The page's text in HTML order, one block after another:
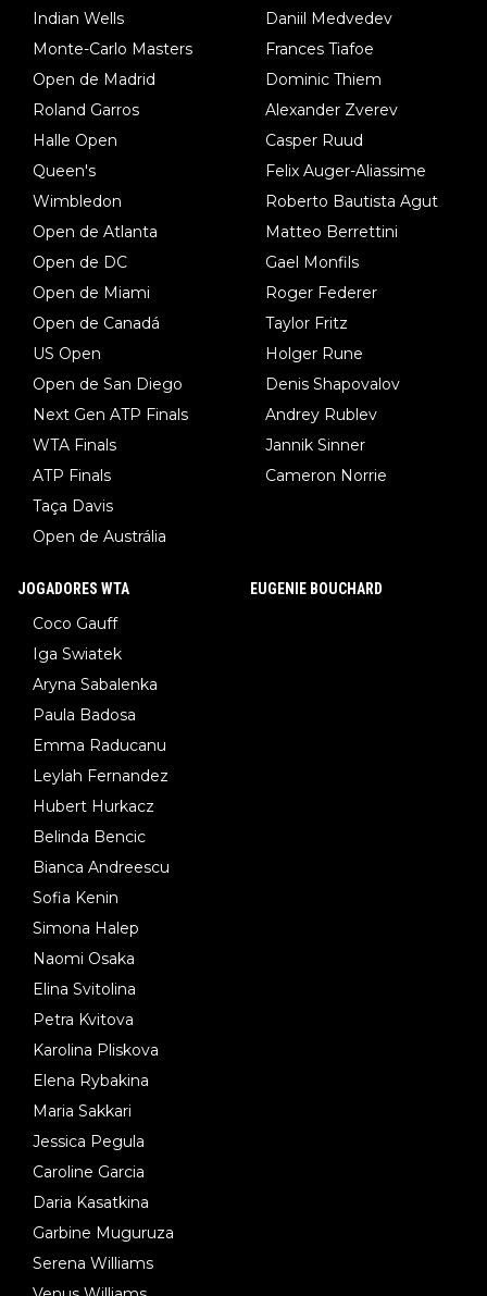
Indian Wells
Monte-Carlo Masters
Open de Madrid
Roland Garros
Halle Open
Queen's
Wimbledon
Open de Atlanta
Open de DC
Open de Miami
Open de Canadá
US Open
Open de San Diego
Next Gen ATP Finals
WTA Finals
ATP Finals
Taça Davis
Open de Austrália
Daniil Medvedev
Frances Tiafoe
Dominic Thiem
Alexander Zverev
Casper Ruud
Felix Auger-Aliassime
Roberto Bautista Agut
Matteo Berrettini
Gael Monfils
Roger Federer
Taylor Fritz
Holger Rune
Denis Shapovalov
Andrey Rublev
Jannik Sinner
Cameron Norrie
JOGADORES WTA
Coco Gauff
Iga Swiatek
Aryna Sabalenka
Paula Badosa
Emma Raducanu
Leylah Fernandez
Hubert Hurkacz
Belinda Bencic
Bianca Andreescu
Sofia Kenin
Simona Halep
Naomi Osaka
Elina Svitolina
Petra Kvitova
Karolina Pliskova
Elena Rybakina
Maria Sakkari
Jessica Pegula
Caroline Garcia
Daria Kasatkina
Garbine Muguruza
Serena Williams
EUGENIE BOUCHARD